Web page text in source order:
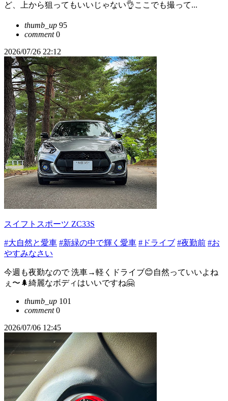
ど、上から狙ってもいいじゃない👌ここでも撮って...
thumb_up 95
comment0
2026/07/26 22:12
スイフトスポーツ ZC33S
#大自然と愛車 #新緑の中で輝く愛車 #ドライブ #夜勤前 #お
やすみなさい
今週も夜勤なので 洗車→軽くドライブ😊自然っていいよね
ぇ〜🌲綺麗なボディはいいですね🤗
thumb_up 101
comment0
2026/07/06 12:45